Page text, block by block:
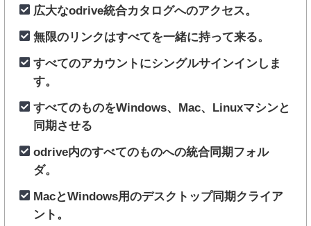
広大なodrive統合カタログへのアクセス。
無限のリンクはすべてを一緒に持って来る。
すべてのアカウントにシングルサインインしま
す。
すべてのものをWindows、Mac、Linuxマシンと
同期させる
odrive内のすべてのものへの統合同期フォル
ダ。
MacとWindows用のデスクトップ同期クライア
ント。